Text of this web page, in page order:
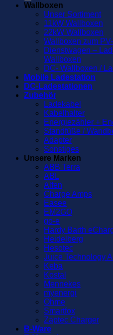
Wallboxen
Unser Sortiment
11kW Wallboxen
22kW Wallboxen
Wallboxen zum
Dienstwagen –
Wallboxen
DC- Wallboxen /
Mobile Ladestation
DC-Ladestationen
Zubehör
Ladekabel
Kabelhalter
Energiezähler +
Standfüße /
Adapter
Sonstiges
Unsere Marken
ABB Terra
ABL
Alfen
Charge Amps
Easee
EM2GO
go-e
Hardy Barth
Heidelberg
Hesotec
Juice Technology
Keba
Kostal
Mennekes
myenergi
Ohme
Smartfox
Zaptec Charger
B-Ware